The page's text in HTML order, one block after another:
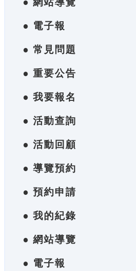
● 電子報
● 常見問題
● 重要公告
● 我要報名
● 活動查詢
● 活動回顧
● 導覽預約
● 預約申請
● 我的紀錄
● 網站導覽
● 電子報